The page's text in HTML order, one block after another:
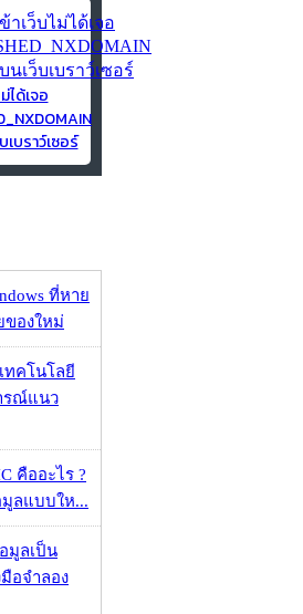
ได้เจอ
บราว์เซอร์
ที่หาย
องใหม่
ทคโนโลยี
รณ์แนว
คืออะไร ?
ลแบบให...
มูลเป็น
อจำลอง